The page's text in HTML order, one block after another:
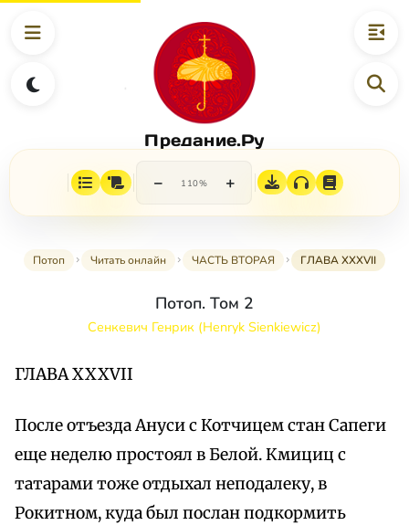
Предание.Ру
− 110% +
Потоп Читать онлайн ЧАСТЬ ВТОРАЯ ГЛАВА XXXVII
Потоп. Том 2
Сенкевич Генрик (Henryk Sienkiewicz)
ГЛАВА XXXVII
После отъезда Ануси с Котчицем стан Сапеги
еще неделю простоял в Белой. Кмициц с
татарами тоже отдыхал неподалеку, в
Рокитном, куда был послан подкормить